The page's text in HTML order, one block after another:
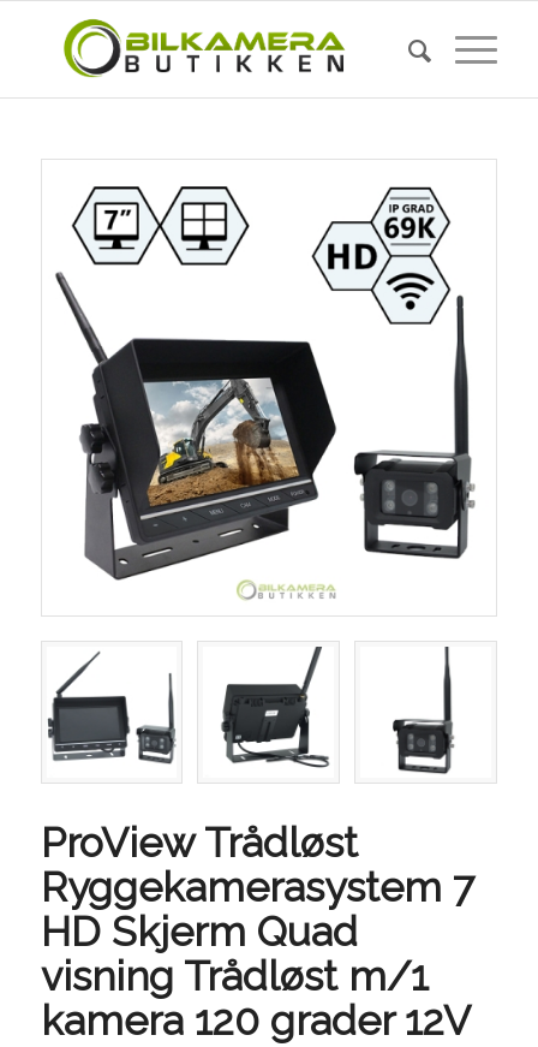
ProView Trådløst
Ryggekamerasystem 7
HD Skjerm Quad
visning Trådløst m/1
kamera 120 grader 12V